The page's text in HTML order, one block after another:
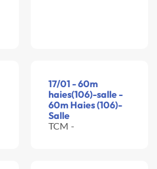
17/01 - 60m
haies(106)-salle -
60m Haies (106)-
Salle
TCM -